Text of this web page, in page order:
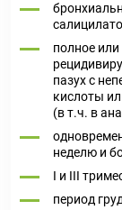
полное
пазух с
кислоты
(в т.ч. в
неделю и
I и III
период